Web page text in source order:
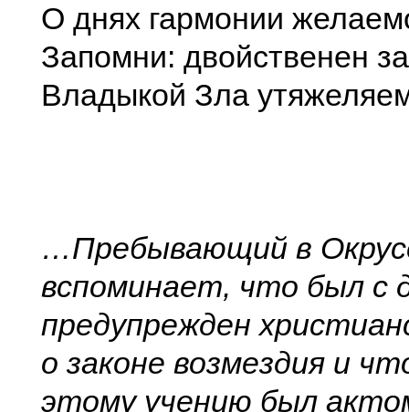
О днях гармонии
Запомни: двойственен
Владыкой Зла
…Пребывающий в
вспоминает, что был с
предупрежден
о законе возмездия и
этому учению был